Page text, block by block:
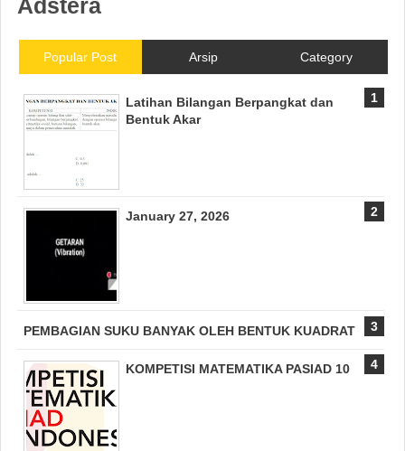
Popular Post Arsip Category
Latihan Bilangan Berpangkat dan
Bentuk Akar
January 27, 2026
PEMBAGIAN SUKU BANYAK OLEH BENTUK KUADRAT
KOMPETISI MATEMATIKA PASIAD 10